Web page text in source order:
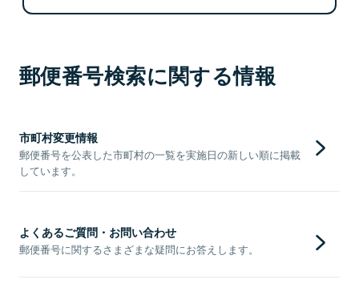
郵便番号検索に関する情報
市町村変更情報
郵便番号を公表した市町村の一覧を実施日の新しい順に掲載
しています。
よくあるご質問・お問い合わせ
郵便番号に関するさまざまな疑問にお答えします。